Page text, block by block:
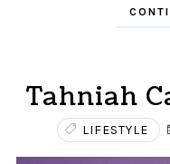
Tahniah
LIFESTYLE